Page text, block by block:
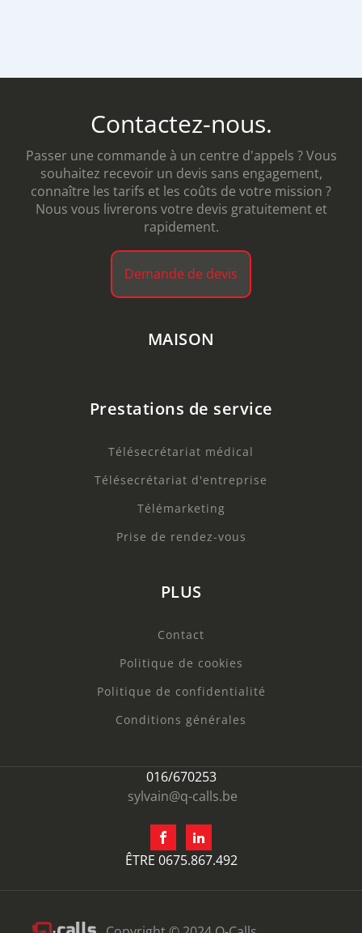
Contactez-nous.
Passer une commande à un centre d'appels ? Vous
souhaitez recevoir un devis sans engagement,
connaître les tarifs et les coûts de votre mission ?
Nous vous livrerons votre devis gratuitement et
rapidement.
Demande de devis
MAISON
Prestations de service
Télésecrétariat médical
Télésecrétariat d'entreprise
Télémarketing
Prise de rendez-vous
PLUS
Contact
Politique de cookies
Politique de confidentialité
Conditions générales
016/670253
sylvain@q-calls.be
ÊTRE 0675.867.492